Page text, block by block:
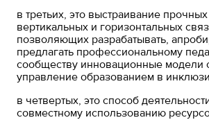
в третьих, это выстраивание
вертикальных и горизонтальных
позволяющих разрабатывать,
предлагать профессиональному
сообществу инновационные модели
управление образованием в
в четвертых, это способ
совместному использованию